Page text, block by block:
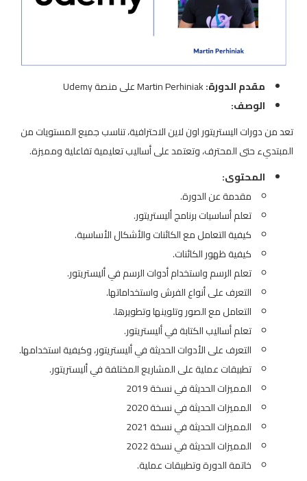
مقدم الدورة:Martin Perhiniak على منصة Udemy
الوصف:
تعد من دورات اليستريتور اون لاين الاحترافية، تناسب جميع المستويات من
المبتديء حتى المحترف، وتعتمد على أساليب تعليمية تفاعلية ومميزة.
المحتوى:
مقدمة عن الدورة.
تعلم أساسيات برنامج أليستريتور.
كيفية التعامل مع الكائنات والأشكال الأساسية.
كيفية ظهور الكائنات.
تعلم الرسم واستخدام أدوات الرسم في أليستريتور.
التعرف على أنواع الفرش واستخداماتها.
التعامل مع الصور وتلوينها وتطويرها.
تعلم أساليب الكتابة في أليستريتور.
التعرف على الأدوات الحديثة في أليستريتور، وكيفية استخدامها.
تطبيقات عملية على المشاريع المختلفة في أليستريتور.
المميزات الحديثة في نسخة 2019
المميزات الحديثة في نسخة 2020
المميزات الحديثة في نسخة 2021
المميزات الحديثة في نسخة 2022
خاتمة الدورة وتطبيقات عملية.